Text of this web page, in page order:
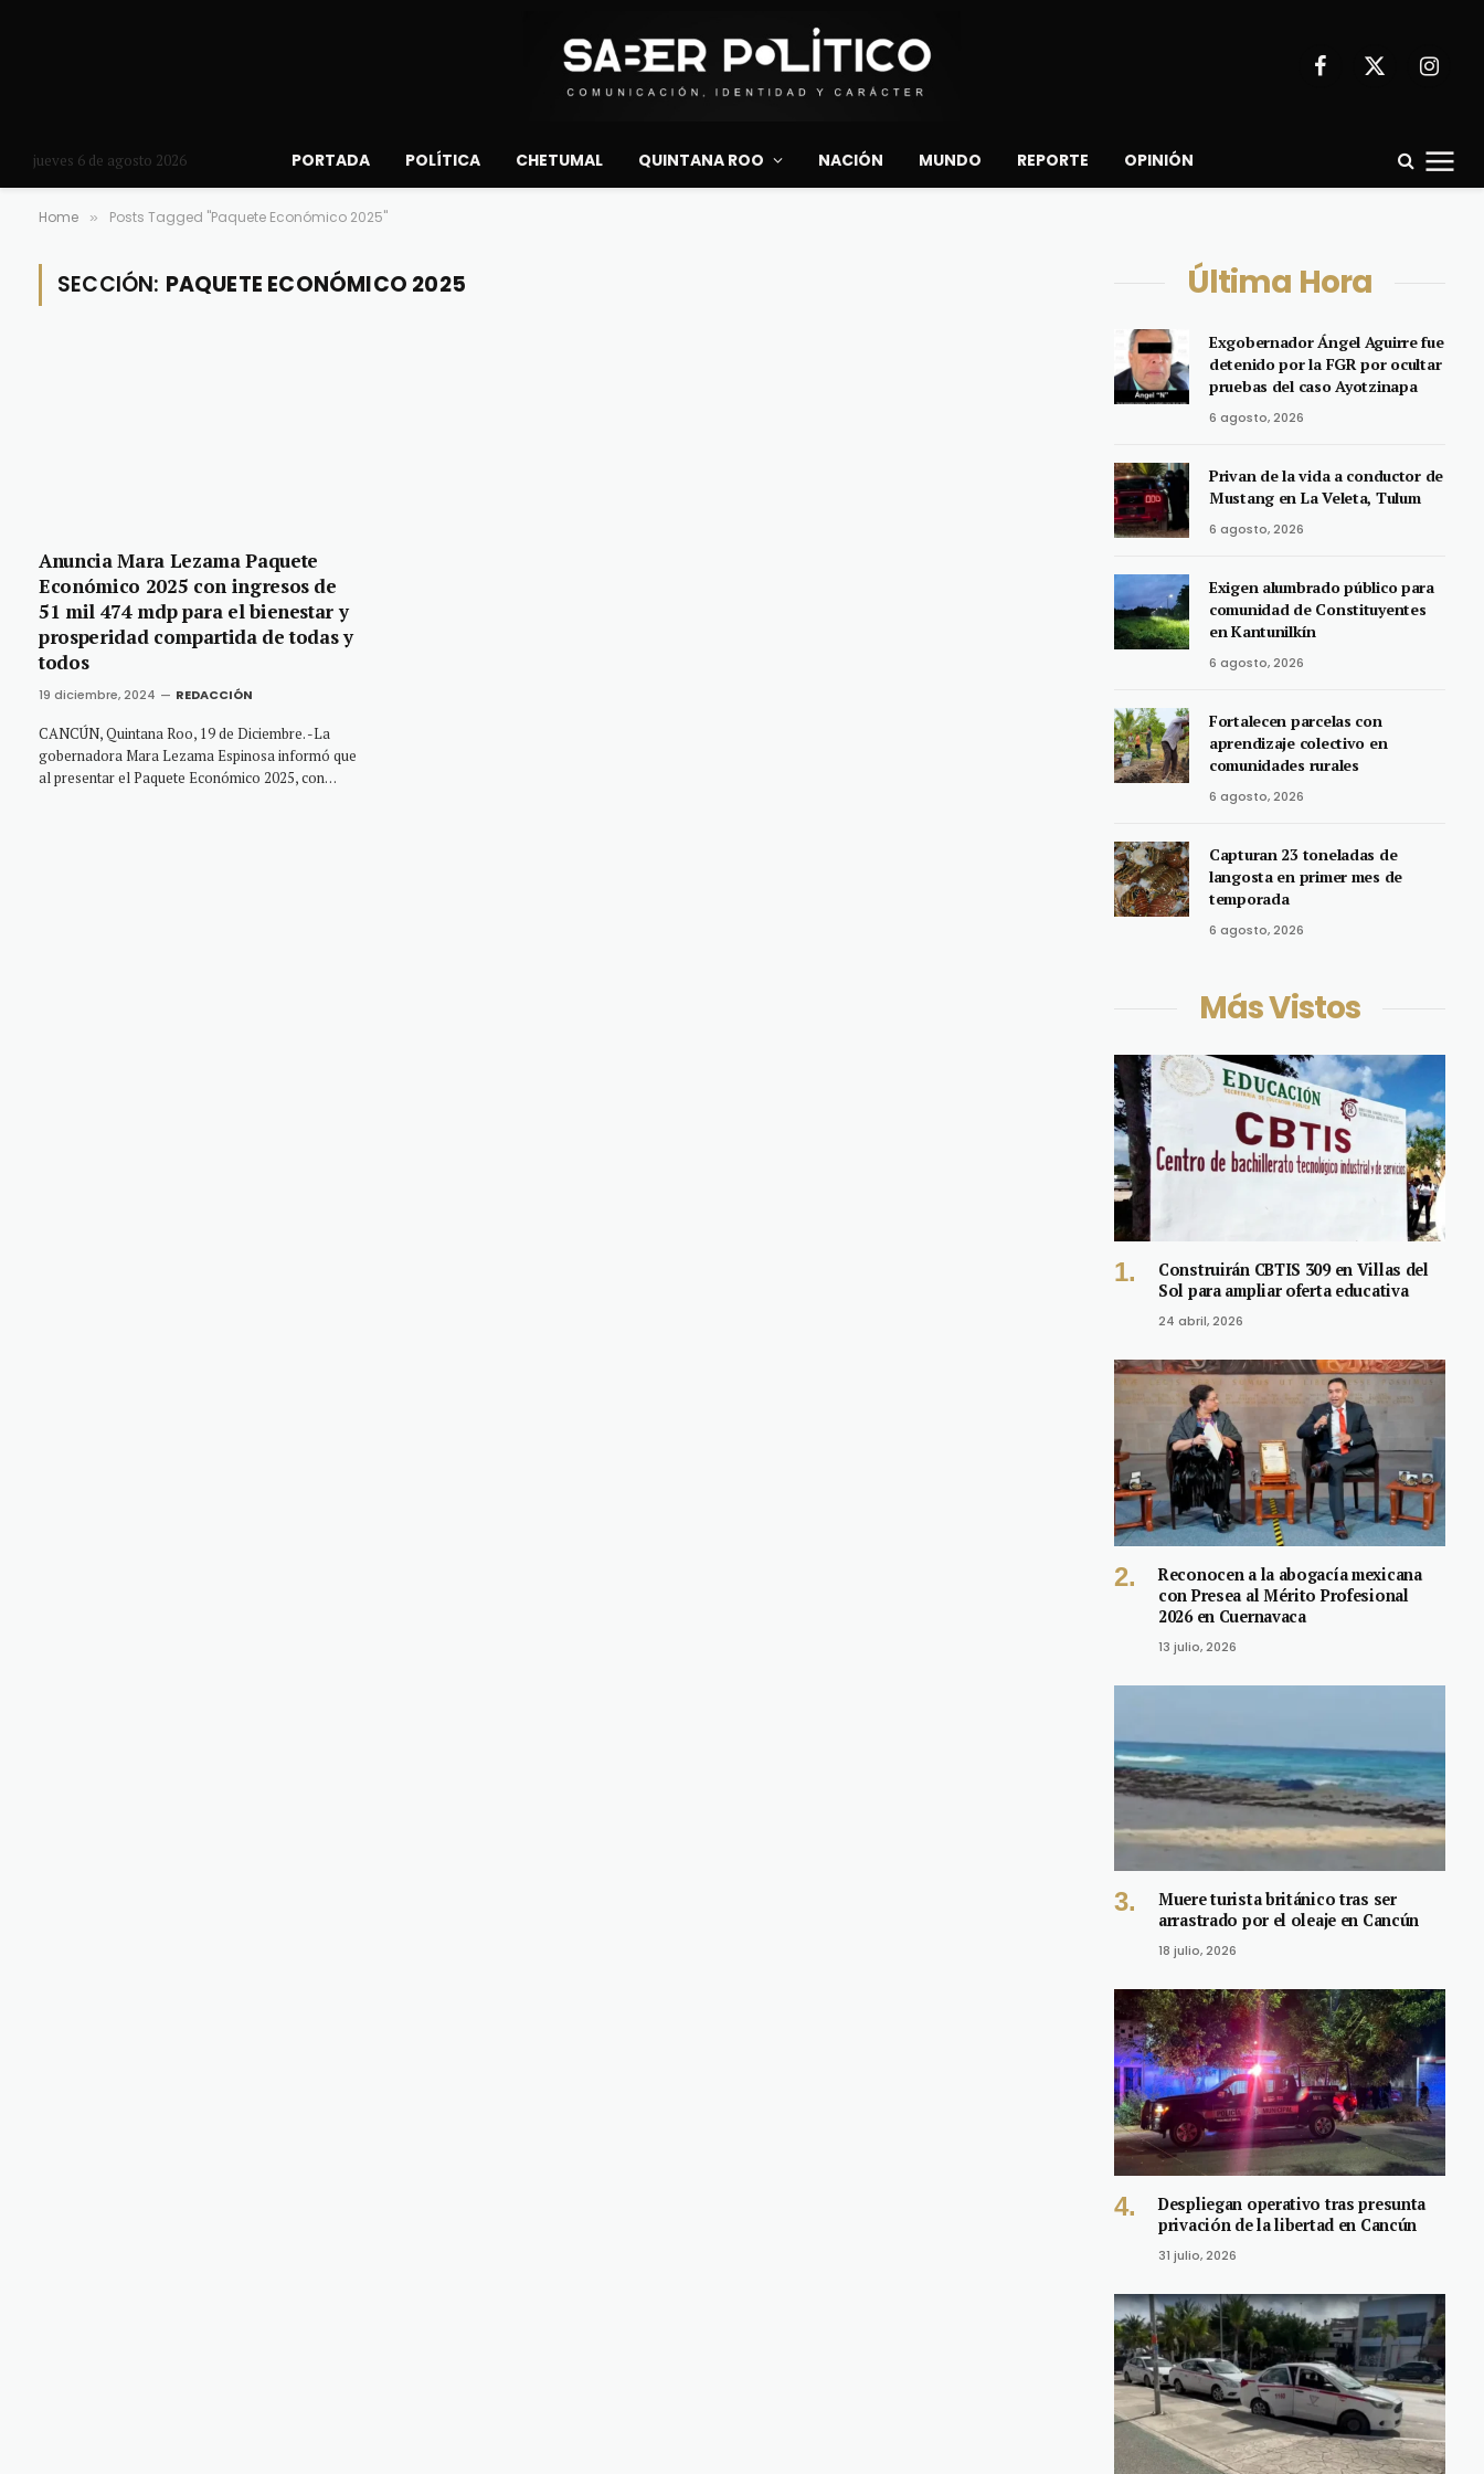
Facebook
X
jueves 6 de agosto 2026 PORTADA POLÍTICA CHETUMAL QUINTANA ROO NACIÓN MUNDO REPORTE OPINIÓN
Home » Posts Tagged "Paquete Económico 2025"
SECCIÓN: PAQUETE ECONÓMICO 2025
Anuncia Mara Lezama Paquete
Económico 2025 con ingresos de
51 mil 474 mdp para el bienestar y
prosperidad compartida de todas y
todos
19 diciembre, 2024 REDACCIÓN
CANCÚN, Quintana Roo, 19 de Diciembre. -La
gobernadora Mara Lezama Espinosa informó que
al presentar el Paquete Económico 2025, con…
Última Hora
Exgobernador Ángel Aguirre fue
detenido por la FGR por ocultar
pruebas del caso Ayotzinapa
6 agosto, 2026
Privan de la vida a conductor de
Mustang en La Veleta, Tulum
6 agosto, 2026
Exigen alumbrado público para
comunidad de Constituyentes
en Kantunilkín
6 agosto, 2026
Fortalecen parcelas con
aprendizaje colectivo en
comunidades rurales
6 agosto, 2026
Capturan 23 toneladas de
langosta en primer mes de
temporada
6 agosto, 2026
Más Vistos
Construirán CBTIS 309 en Villas del
Sol para ampliar oferta educativa
24 abril, 2026
Reconocen a la abogacía mexicana
con Presea al Mérito Profesional
2026 en Cuernavaca
13 julio, 2026
Muere turista británico tras ser
arrastrado por el oleaje en Cancún
18 julio, 2026
Despliegan operativo tras presunta
privación de la libertad en Cancún
31 julio, 2026